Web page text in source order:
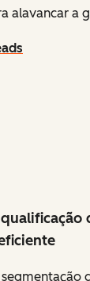
alavancar a